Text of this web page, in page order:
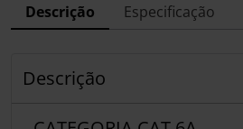
Descrição Especificação
Descrição